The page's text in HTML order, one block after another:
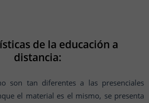
de la educación a
distancia:
son tan diferentes a las presenciales
el material es el mismo, se presenta